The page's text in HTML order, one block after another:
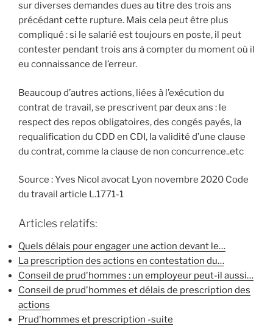
sur diverses demandes dues au titre des trois ans
précédant cette rupture. Mais cela peut être plus
compliqué : si le salarié est toujours en poste, il peut
contester pendant trois ans à compter du moment où il
eu connaissance de l’erreur.
Beaucoup d’autres actions, liées à l’exécution du
contrat de travail, se prescrivent par deux ans : le
respect des repos obligatoires, des congés payés, la
requalification du CDD en CDI, la validité d’une clause
du contrat, comme la clause de non concurrence..etc
Source : Yves Nicol avocat Lyon novembre 2020 Code
du travail article L.1771-1
Articles relatifs:
Quels délais pour engager une action devant le…
La prescription des actions en contestation du…
Conseil de prud'hommes : un employeur peut-il aussi…
Conseil de prud'hommes et délais de prescription des
actions
Prud'hommes et prescription -suite